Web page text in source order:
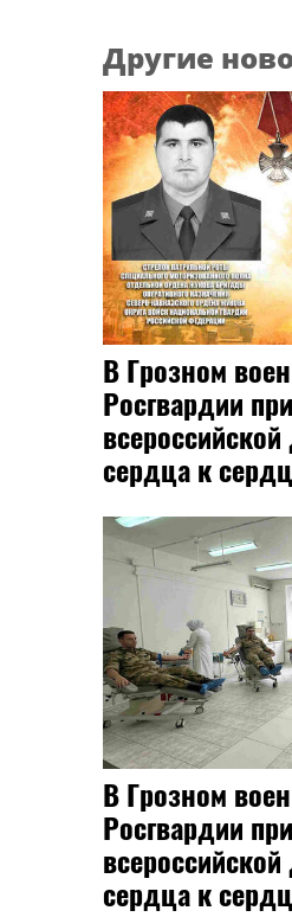
Другие
В Грозном
Росгвардии
сердца к
В Грозном
Росгвардии
сердца к